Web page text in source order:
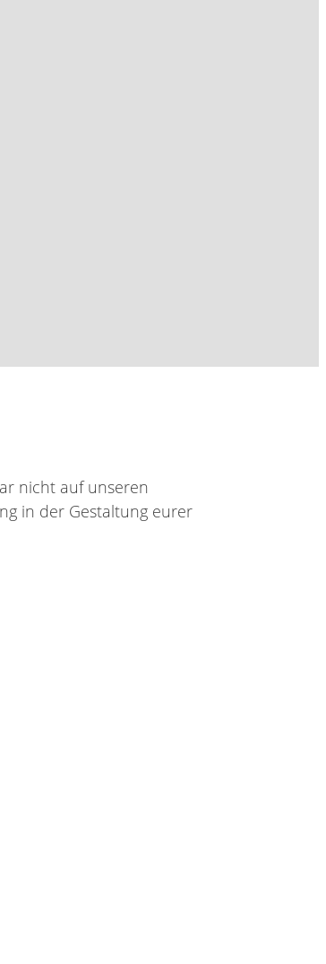
nicht auf unseren
in der Gestaltung eurer